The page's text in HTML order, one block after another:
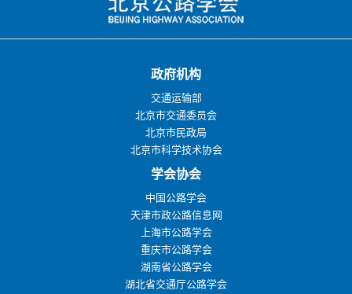
政府机构
交通运输部
北京市交通委员会
北京市民政局
北京市科学技术协会
学会协会
中国公路学会
天津市政公路信息网
上海市公路学会
重庆市公路学会
湖南省公路学会
湖北省交通厅公路学会